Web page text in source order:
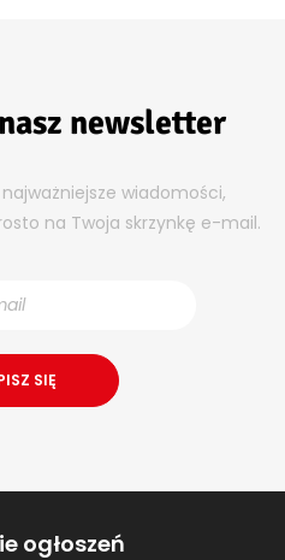
newsletter
wiadomości,
na Twoja skrzynkę e-mail.
ogłoszeń